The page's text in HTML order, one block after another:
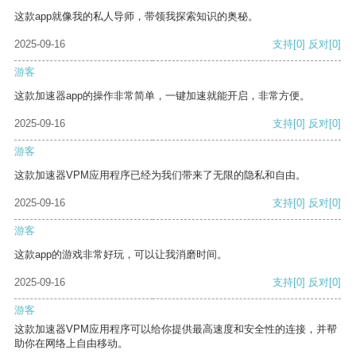
这款app就像我的私人导师，带领我探索知识的奥秘。
2025-09-16 支持[0] 反对[0]
游客
这款加速器app的操作非常简单，一键加速就能开启，非常方便。
2025-09-16 支持[0] 反对[0]
游客
这款加速器VPM应用程序已经为我们带来了无限的隐私和自由。
2025-09-16 支持[0] 反对[0]
游客
这款app的游戏非常好玩，可以让我消磨时间。
2025-09-16 支持[0] 反对[0]
游客
这款加速器VPM应用程序可以给你提供最高速度和安全性的连接，并帮
助你在网络上自由移动。